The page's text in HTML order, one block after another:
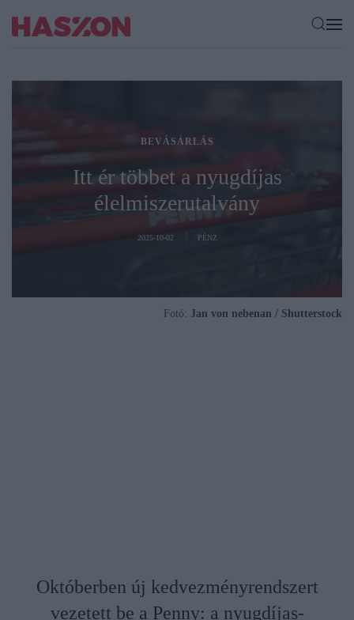
BEVÁSÁRLÁS
Itt ér többet a nyugdíjas
élelmiszerutalvány
2025-10-02 PÉNZ
Fotó: Jan von nebenan / Shutterstock
Októberben új kedvezményrendszert
vezetett be a Penny: a nyugdíjas-